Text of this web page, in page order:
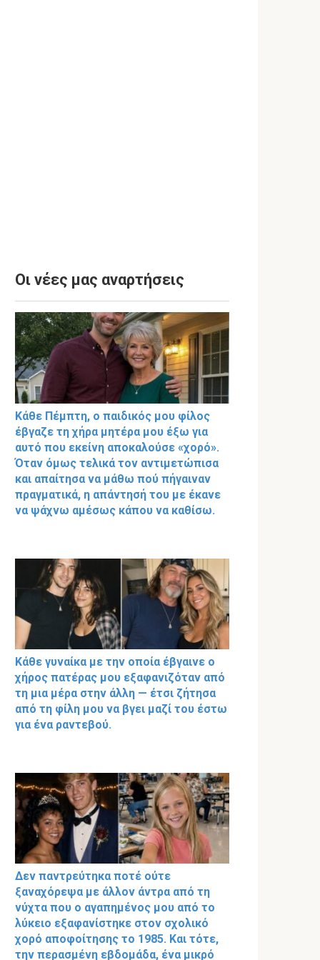
Οι νέες μας αναρτήσεις
Κάθε Πέμπτη, ο παιδικός μου φίλος
έβγαζε τη χήρα μητέρα μου έξω για
αυτό που εκείνη αποκαλούσε «χορό».
Όταν όμως τελικά τον αντιμετώπισα
και απαίτησα να μάθω πού πήγαιναν
πραγματικά, η απάντησή του με έκανε
να ψάχνω αμέσως κάπου να καθίσω.
Κάθε γυναίκα με την οποία έβγαινε ο
χήρος πατέρας μου εξαφανιζόταν από
τη μια μέρα στην άλλη — έτσι ζήτησα
από τη φίλη μου να βγει μαζί του έστω
για ένα ραντεβού.
Δεν παντρεύτηκα ποτέ ούτε
ξαναχόρεψα με άλλον άντρα από τη
νύχτα που ο αγαπημένος μου από το
λύκειο εξαφανίστηκε στον σχολικό
χορό αποφοίτησης το 1985. Και τότε,
την περασμένη εβδομάδα, ένα μικρό